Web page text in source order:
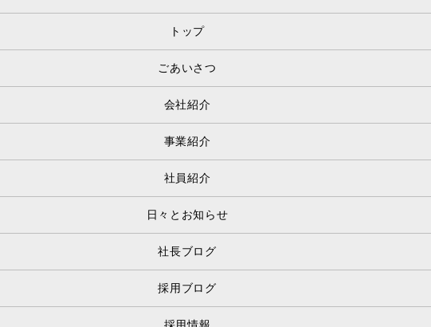
トップ
ごあいさつ
会社紹介
事業紹介
社員紹介
日々とお知らせ
社長ブログ
採用ブログ
採用情報